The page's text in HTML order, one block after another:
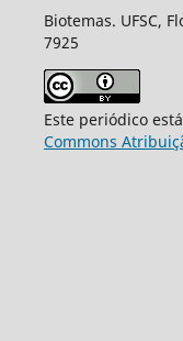
Biotemas. UFSC,
7925
Este periódico
Commons